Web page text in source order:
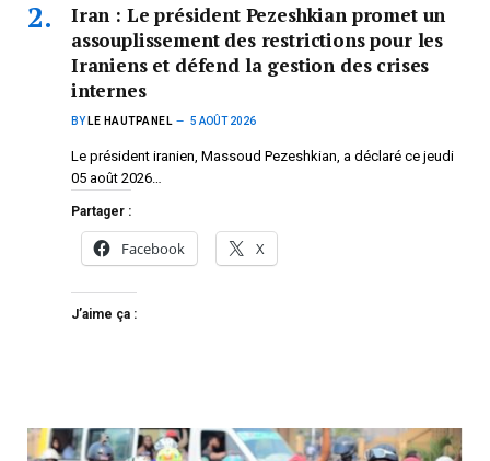
Iran : Le président Pezeshkian promet un
assouplissement des restrictions pour les
Iraniens et défend la gestion des crises
internes
BY LE HAUTPANEL 5 AOÛT 2026
Le président iranien, Massoud Pezeshkian, a déclaré ce jeudi
05 août 2026…
Partager :
Facebook X
J’aime ça :